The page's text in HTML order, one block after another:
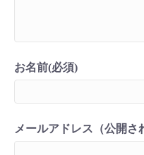
お名前(必須)
メールアドレス（公開さ